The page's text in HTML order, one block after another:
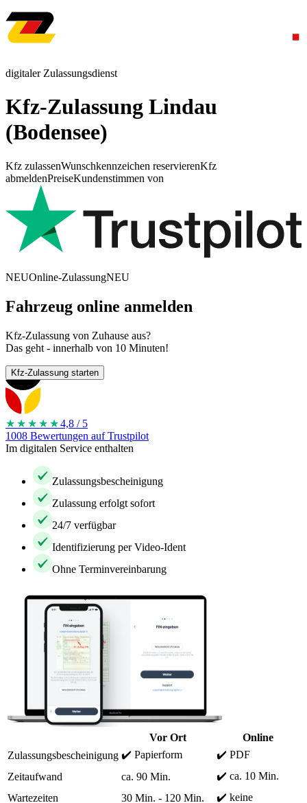
digitaler Zulassungsdienst
Kfz-Zulassung Lindau
(Bodensee)
Kfz zulassenWunschkennzeichen reservierenKfz
abmeldenPreiseKundenstimmen von
NEUOnline-ZulassungNEU
Fahrzeug online anmelden
Kfz-Zulassung von Zuhause aus?
Das geht - innerhalb von 10 Minuten!
Kfz-Zulassung starten
★★★★ ★4,8 / 5
1008 Bewertungen auf Trustpilot
Im digitalen Service enthalten
Zulassungsbescheinigung
Zulassung erfolgt sofort
24/7 verfügbar
Identifizierung per Video-Ident
Ohne Terminvereinbarung
Vor Ort
Online
Zulassungsbescheinigung ✔️ Papierform
✔️ PDF
Zeitaufwand
ca. 90 Min.
✔️ ca. 10 Min.
Wartezeiten
30 Min. - 120 Min. ✔️ keine